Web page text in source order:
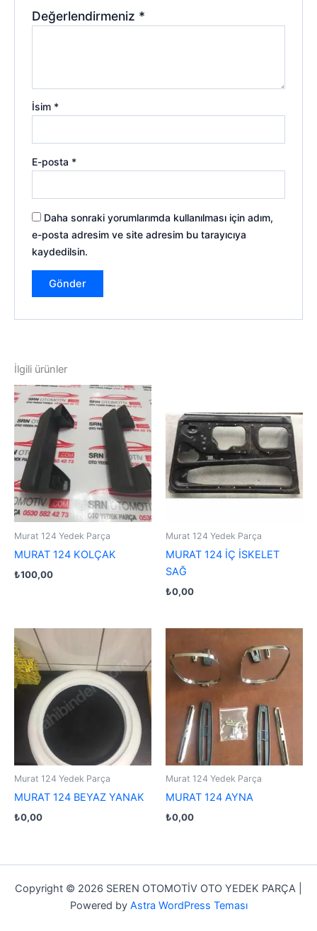
Değerlendirmeniz *
İsim *
E-posta *
Daha sonraki yorumlarımda kullanılması için adım,
e-posta adresim ve site adresim bu tarayıcıya
kaydedilsin.
İlgili ürünler
Murat 124 Yedek Parça
MURAT 124 KOLÇAK
₺100,00
Murat 124 Yedek Parça
MURAT 124 İÇ İSKELET
SAĞ
₺0,00
Murat 124 Yedek Parça
MURAT 124 BEYAZ YANAK
₺0,00
Murat 124 Yedek Parça
MURAT 124 AYNA
₺0,00
Copyright © 2026 SEREN OTOMOTİV OTO YEDEK PARÇA |
Powered by Astra WordPress Teması